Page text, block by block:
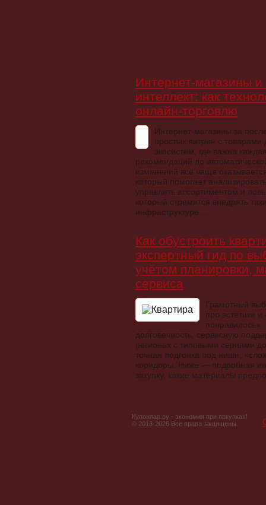
Интернет-магазины и
интеллект: как
онлайн-торговлю
Интернет-магазины за
простых витрин с
экосистем, где важна
рекомендаций до
изменений всё чаще
который помогает
управлять ассортиментом и
который стремится внедрять
инфраструктуре,…
Как обустроить
экспертный гид по
учётом планировки,
сервиса
Грамотный
про эстетики
долговечность, сервисную
регионах с типовыми сериями
точная подгонка под ниши,
коридоры. Ниже — подробная
закупку, какие материалы
Купонлар.ру - экономия при покупках!
© 2013-2026 Все права защищены.